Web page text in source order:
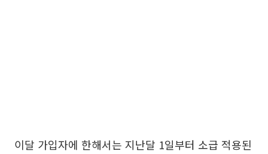
이달 가입자에 한해서는 지난달 1일부터 소급 적용된